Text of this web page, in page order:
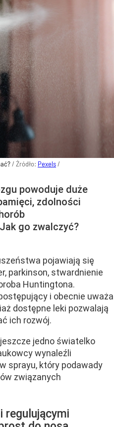
/ Źródło: Pexels/
powoduje duże
zdolności
go zwalczyć?
pojawiają się
parkinson, stwardnienie
Huntingtona.
i obecnie uważa
dostępne leki pozwalają
ich rozwój.
jedno światelko
wynaleźli
sprayu, który podawady
związanych
regulującymi